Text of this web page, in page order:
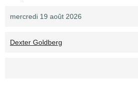
mercredi 19 août 2026
Dexter Goldberg